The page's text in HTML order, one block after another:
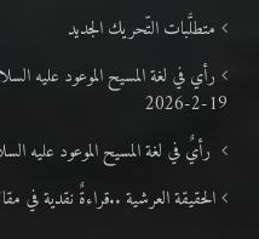
متطلَّبات التّحريك الجديد
19-2-2026
رأيٌ في لغة المسيح الموعود عليه السلام ..1 في محنة اللغة ومعاني
الحقيقة العرشية ..قراءةٌ نقدية في